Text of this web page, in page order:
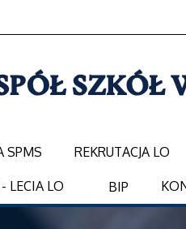
SPMS REKRUTACJA LO
LECIA LO BIP